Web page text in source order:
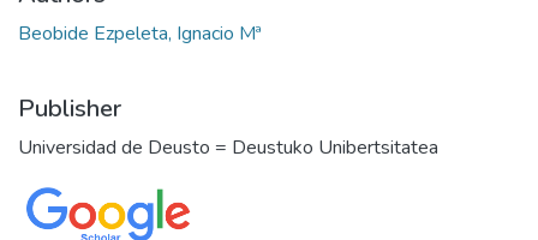
Beobide Ezpeleta, Ignacio Mª
Publisher
Universidad de Deusto = Deustuko Unibertsitatea